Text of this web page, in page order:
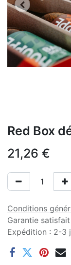
Red Box
21,26 €
Conditions
Garantie
Expédition : 2-3